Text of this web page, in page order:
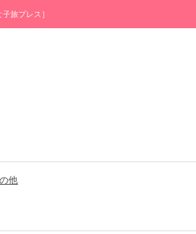
旅プレス］
他